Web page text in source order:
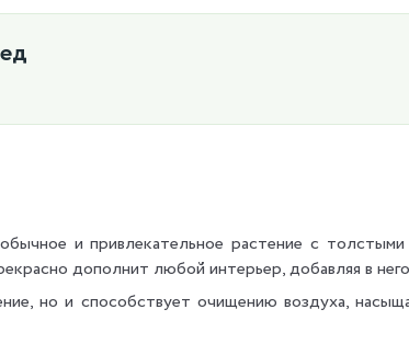
и привлекательное растение с
дополнит любой интерьер, добавляя в
но и способствует очищению воздуха,